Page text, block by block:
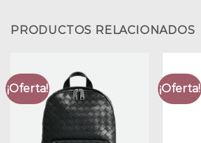
PRODUCTOS RELACIONADOS
¡Oferta! ¡Oferta!